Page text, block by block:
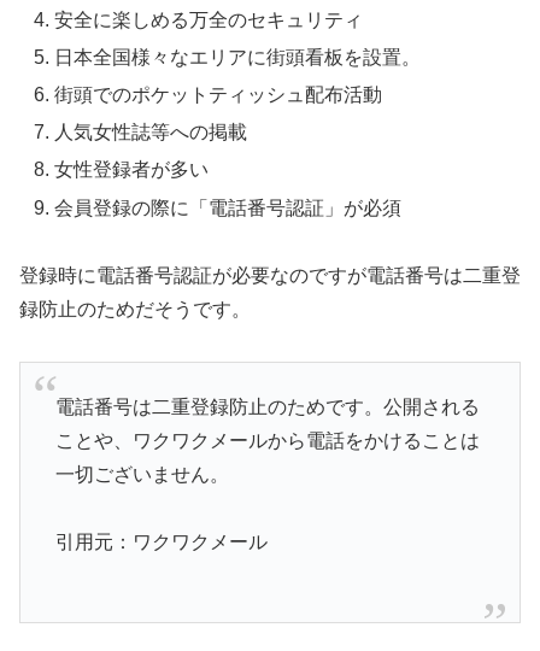
安全に楽しめる万全のセキュリティ
日本全国様々なエリアに街頭看板を設置。
街頭でのポケットティッシュ配布活動
人気女性誌等への掲載
女性登録者が多い
会員登録の際に「電話番号認証」が必須
登録時に電話番号認証が必要なのですが電話番号は二重登
録防止のためだそうです。
電話番号は二重登録防止のためです。公開される
ことや、ワクワクメールから電話をかけることは
一切ございません。
引用元：ワクワクメール